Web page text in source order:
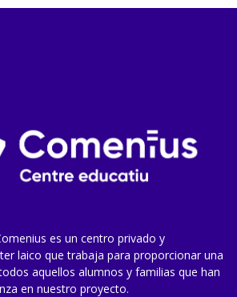
es un centro privado y
laico que trabaja para proporcionar una
aquellos alumnos y familias que han
en nuestro proyecto.